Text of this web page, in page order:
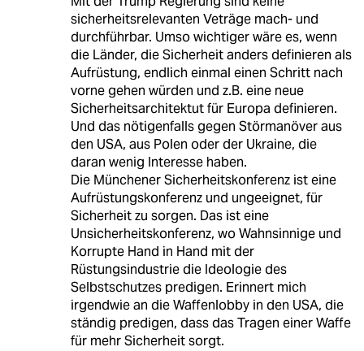
sicherheitsrelevanten Veträge mach- und
durchführbar. Umso wichtiger wäre es, wenn
die Länder, die Sicherheit anders definieren als
Aufrüstung, endlich einmal einen Schritt nach
vorne gehen würden und z.B. eine neue
Sicherheitsarchitektut für Europa definieren.
Und das nötigenfalls gegen Störmanöver aus
den USA, aus Polen oder der Ukraine, die
daran wenig Interesse haben.
Die Münchener Sicherheitskonferenz ist eine
Aufrüstungskonferenz und ungeeignet, für
Sicherheit zu sorgen. Das ist eine
Unsicherheitskonferenz, wo Wahnsinnige und
Korrupte Hand in Hand mit der
Rüstungsindustrie die Ideologie des
Selbstschutzes predigen. Erinnert mich
irgendwie an die Waffenlobby in den USA, die
ständig predigen, dass das Tragen einer Waffe
für mehr Sicherheit sorgt.